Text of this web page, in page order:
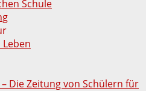
Schule
Leben
Die Zeitung von Schülern für